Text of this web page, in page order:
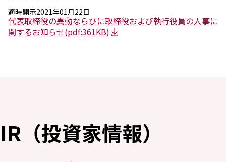
適時開示2021年01月22日
代表取締役の異動ならびに取締役および執行役員の人事に
関するお知らせ(pdf:361KB)
IR（投資家情報）